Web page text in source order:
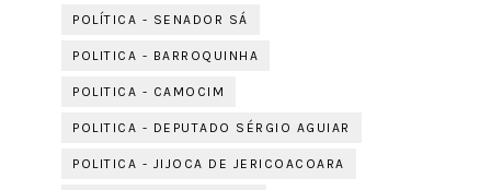
POLÍTICA - SENADOR SÁ
POLITICA - BARROQUINHA
POLITICA - CAMOCIM
POLITICA - DEPUTADO SÉRGIO AGUIAR
POLITICA - JIJOCA DE JERICOACOARA